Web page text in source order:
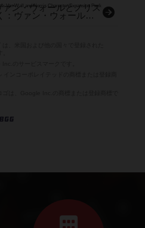
Van Wall and Norris Character Expansion Pack
影が行く：ヴァン・ウォールとノリス